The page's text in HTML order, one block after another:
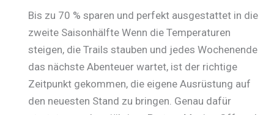
Bis zu 70 % sparen und perfekt ausgestattet in die
zweite Saisonhälfte Wenn die Temperaturen
steigen, die Trails stauben und jedes Wochenende
das nächste Abenteuer wartet, ist der richtige
Zeitpunkt gekommen, die eigene Ausrüstung auf
den neuesten Stand zu bringen. Genau dafür